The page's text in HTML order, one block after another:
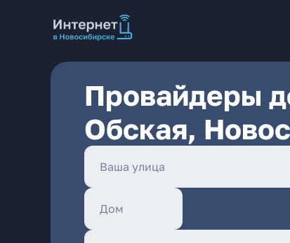
Провайдеры
Обская,